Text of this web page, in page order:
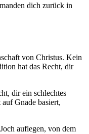
dich zurück in
von Christus. Kein
hat das Recht, dir
dir ein schlechtes
Gnade basiert,
auflegen, von dem